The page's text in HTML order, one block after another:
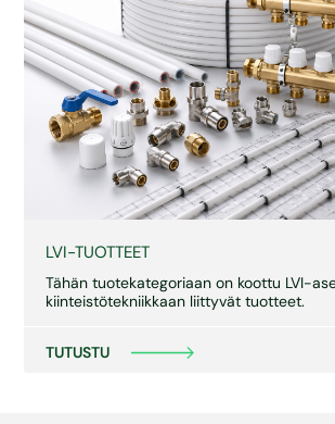
LVI-TUOTTEET
Tähän tuotekategoriaan on koottu LVI-
kiinteistötekniikkaan liittyvät tuotteet.
TUTUSTU